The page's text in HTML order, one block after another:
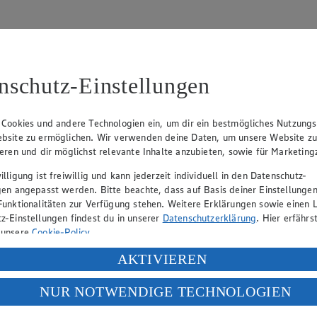
Fickert (Vorstandsmitglied), Jürgen Mäder
gewährt Ihnen jedoch das Recht, den auf dieser Website
und Vervielfältigung von Bildmaterial oder Grafiken aus
verantwortlich. Firma und Anschriften unserer
hin, dass wir nicht an einem Streitbeilegungsverfahren vor einer
Einstellungen
und andere Technologien ein, um dir ein bestmögliches
zu ermöglichen. Wir verwenden deine Daten, um unsere Website zu
und dir möglichst relevante Inhalte anzubieten, sowie für
ist freiwillig und kann jederzeit individuell in den Datenschutz-
angepasst werden. Bitte beachte, dass auf Basis deiner
zur Verfügung stehen. Weitere Erklärungen sowie einen
Einstellungen findest du in unserer Datenschutzerklärung. Hier
Cookie-Policy.
deiner personenbezogenen Daten in den USA durch Facebook und
„Aktivieren“ klickst, willigst du im Sinne des Art. 49 Abs. 1 Satz 1 lit.
Daten in den USA verarbeitet werden. Der EuGH sieht die USA als
europäischen Standards nicht angemessenen Datenschutzniveau an. Es
AKTIVIEREN
NUR NOTWENDIGE TECHNOLOGIEN